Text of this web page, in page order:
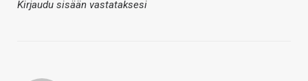
Kirjaudu sisään vastataksesi